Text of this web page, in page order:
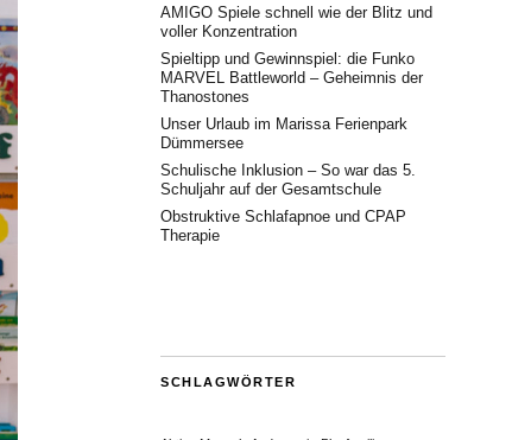
AMIGO Spiele schnell wie der Blitz und
voller Konzentration
Spieltipp und Gewinnspiel: die Funko
MARVEL Battleworld – Geheimnis der
Thanostones
Unser Urlaub im Marissa Ferienpark
Dümmersee
Schulische Inklusion – So war das 5.
Schuljahr auf der Gesamtschule
Obstruktive Schlafapnoe und CPAP
Therapie
SCHLAGWÖRTER